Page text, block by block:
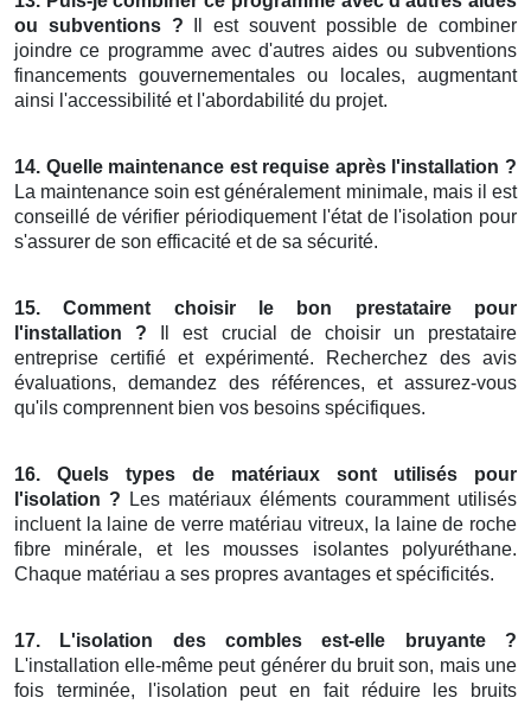
ou subventions ? Il est souvent possible de combiner
joindre ce programme avec d'autres aides ou subventions
financements gouvernementales ou locales, augmentant
ainsi l'accessibilité et l'abordabilité du projet.
14. Quelle maintenance est requise après l'installation ?
La maintenance soin est généralement minimale, mais il est
conseillé de vérifier périodiquement l'état de l'isolation pour
s'assurer de son efficacité et de sa sécurité.
15. Comment choisir le bon prestataire pour
l'installation ? Il est crucial de choisir un prestataire
entreprise certifié et expérimenté. Recherchez des avis
évaluations, demandez des références, et assurez-vous
qu'ils comprennent bien vos besoins spécifiques.
16. Quels types de matériaux sont utilisés pour
l'isolation ? Les matériaux éléments couramment utilisés
incluent la laine de verre matériau vitreux, la laine de roche
fibre minérale, et les mousses isolantes polyuréthane.
Chaque matériau a ses propres avantages et spécificités.
17. L'isolation des combles est-elle bruyante ?
L'installation elle-même peut générer du bruit son, mais une
fois terminée, l'isolation peut en fait réduire les bruits